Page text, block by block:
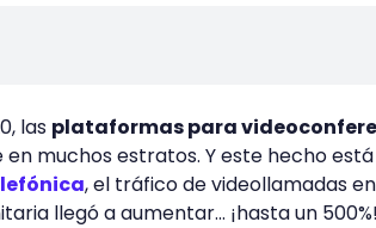
las plataformas para
muchos estratos. Y este hecho
, el tráfico de videollamadas
llegó a aumentar... ¡hasta un